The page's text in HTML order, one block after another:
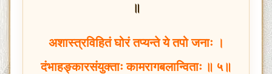
॥
अशास्त्रविहितं घोरं तप्यन्ते ये तपो जनाः ।
दंभाहङ्कारसंयुक्ताः कामरागबलान्विताः ॥ ५॥